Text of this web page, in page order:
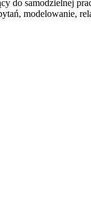
do samodzielnej
modelowanie,